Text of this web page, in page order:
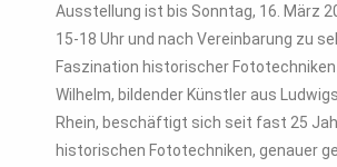
Ausstellung ist bis Sonntag, 16. März
15-18 Uhr und nach Vereinbarung zu
Faszination historischer
Wilhelm, bildender Künstler aus
Rhein, beschäftigt sich seit fast 25
historischen Fototechniken, genauer